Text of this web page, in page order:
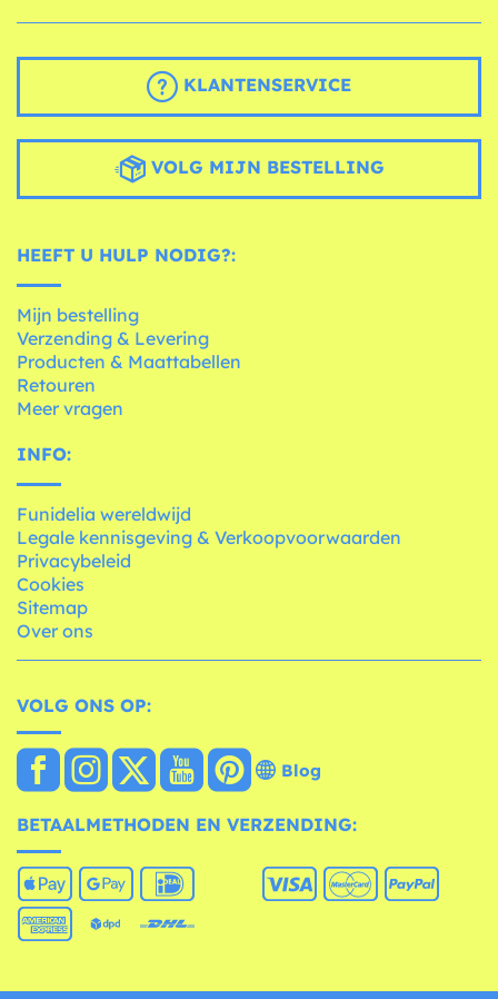
KLANTENSERVICE
VOLG MIJN BESTELLING
HEEFT U HULP NODIG?:
Mijn bestelling
Verzending & Levering
Producten & Maattabellen
Retouren
Meer vragen
INFO:
Funidelia wereldwijd
Legale kennisgeving & Verkoopvoorwaarden
Privacybeleid
Cookies
Sitemap
Over ons
VOLG ONS OP:
Blog
BETAALMETHODEN EN VERZENDING: